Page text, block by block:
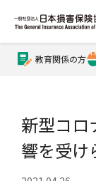
公式Xアカ
公式
教育関係の方
新型コロ
響を受け